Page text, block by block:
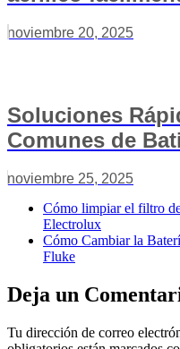
noviembre 20, 2025
Soluciones
Comunes de
noviembre 25, 2025
Cómo limpiar el filtro
Electrolux
Cómo Cambiar la
Fluke
Deja un
Tu dirección de correo